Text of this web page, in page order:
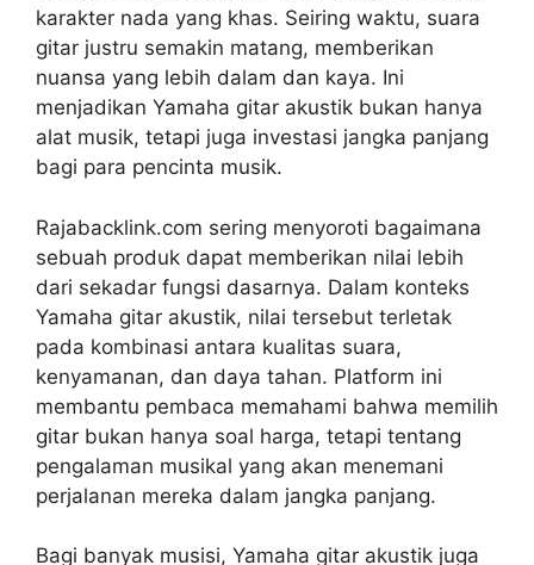
karakter nada yang khas. Seiring waktu, suara
gitar justru semakin matang, memberikan
nuansa yang lebih dalam dan kaya. Ini
menjadikan Yamaha gitar akustik bukan hanya
alat musik, tetapi juga investasi jangka panjang
bagi para pencinta musik.
Rajabacklink.com sering menyoroti bagaimana
sebuah produk dapat memberikan nilai lebih
dari sekadar fungsi dasarnya. Dalam konteks
Yamaha gitar akustik, nilai tersebut terletak
pada kombinasi antara kualitas suara,
kenyamanan, dan daya tahan. Platform ini
membantu pembaca memahami bahwa memilih
gitar bukan hanya soal harga, tetapi tentang
pengalaman musikal yang akan menemani
perjalanan mereka dalam jangka panjang.
Bagi banyak musisi, Yamaha gitar akustik juga